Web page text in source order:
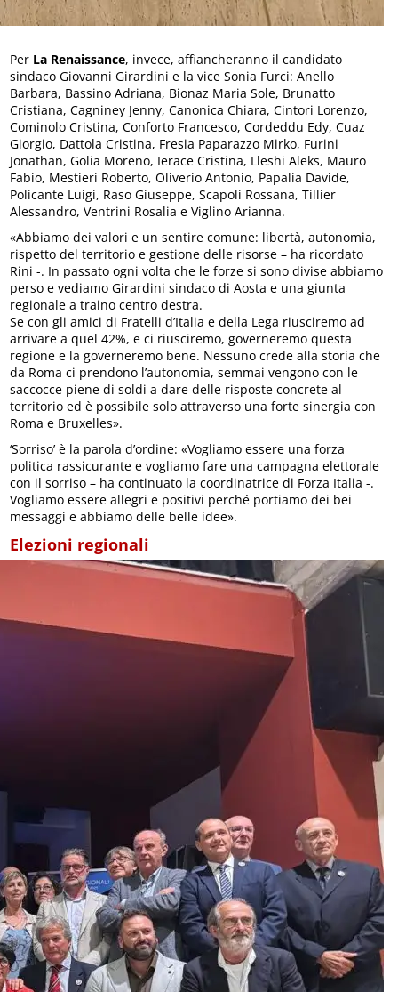
Per La Renaissance, invece, affiancheranno il candidato
sindaco Giovanni Girardini e la vice Sonia Furci: Anello
Barbara, Bassino Adriana, Bionaz Maria Sole, Brunatto
Cristiana, Cagniney Jenny, Canonica Chiara, Cintori Lorenzo,
Cominolo Cristina, Conforto Francesco, Cordeddu Edy, Cuaz
Giorgio, Dattola Cristina, Fresia Paparazzo Mirko, Furini
Jonathan, Golia Moreno, Ierace Cristina, Lleshi Aleks, Mauro
Fabio, Mestieri Roberto, Oliverio Antonio, Papalia Davide,
Policante Luigi, Raso Giuseppe, Scapoli Rossana, Tillier
Alessandro, Ventrini Rosalia e Viglino Arianna.
«Abbiamo dei valori e un sentire comune: libertà, autonomia,
rispetto del territorio e gestione delle risorse – ha ricordato
Rini -. In passato ogni volta che le forze si sono divise abbiamo
perso e vediamo Girardini sindaco di Aosta e una giunta
regionale a traino centro destra.
Se con gli amici di Fratelli d’Italia e della Lega riusciremo ad
arrivare a quel 42%, e ci riusciremo, governeremo questa
regione e la governeremo bene. Nessuno crede alla storia che
da Roma ci prendono l’autonomia, semmai vengono con le
saccocce piene di soldi a dare delle risposte concrete al
territorio ed è possibile solo attraverso una forte sinergia con
Roma e Bruxelles».
‘Sorriso’ è la parola d’ordine: «Vogliamo essere una forza
politica rassicurante e vogliamo fare una campagna elettorale
con il sorriso – ha continuato la coordinatrice di Forza Italia -.
Vogliamo essere allegri e positivi perché portiamo dei bei
messaggi e abbiamo delle belle idee».
Elezioni regionali